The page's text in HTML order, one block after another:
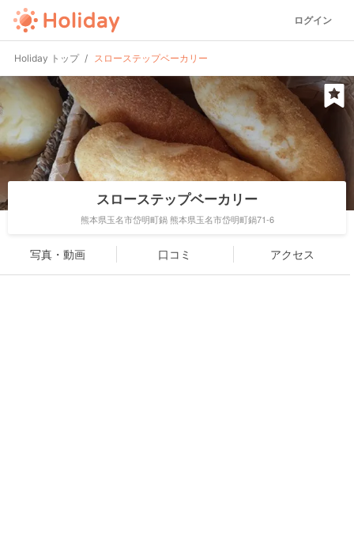
ログイン
Holiday トップ スローステップベーカリー
スローステップベーカリー
熊本県玉名市岱明町鍋 熊本県玉名市岱明町鍋71-6
写真・動画 口コミ アクセス